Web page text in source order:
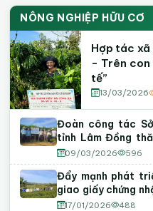
NÔNG NGHIỆP HỮU CƠ
Hợp tác xã
- Trên con
tế”
13/03/2026
Đoàn công tác
tỉnh Lâm Đồng
tại phường Tiến
09/03/2026 596
Đẩy mạnh phát
giao giấy chứng
chuẩn Việt Nam
17/01/2026 488